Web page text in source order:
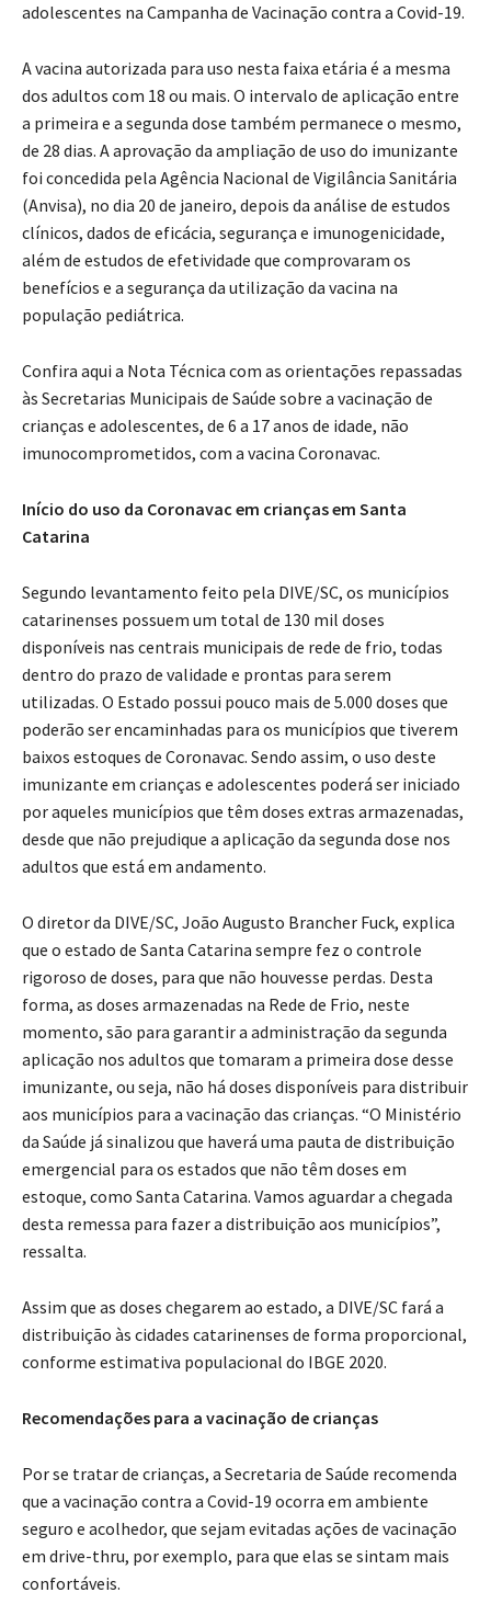
adolescentes na Campanha de Vacinação contra a Covid-19.
A vacina autorizada para uso nesta faixa etária é a mesma
dos adultos com 18 ou mais. O intervalo de aplicação entre
a primeira e a segunda dose também permanece o mesmo,
de 28 dias. A aprovação da ampliação de uso do imunizante
foi concedida pela Agência Nacional de Vigilância Sanitária
(Anvisa), no dia 20 de janeiro, depois da análise de estudos
clínicos, dados de eficácia, segurança e imunogenicidade,
além de estudos de efetividade que comprovaram os
benefícios e a segurança da utilização da vacina na
população pediátrica.
Confira aqui a Nota Técnica com as orientações repassadas
às Secretarias Municipais de Saúde sobre a vacinação de
crianças e adolescentes, de 6 a 17 anos de idade, não
imunocomprometidos, com a vacina Coronavac.
Início do uso da Coronavac em crianças em Santa
Catarina
Segundo levantamento feito pela DIVE/SC, os municípios
catarinenses possuem um total de 130 mil doses
disponíveis nas centrais municipais de rede de frio, todas
dentro do prazo de validade e prontas para serem
utilizadas. O Estado possui pouco mais de 5.000 doses que
poderão ser encaminhadas para os municípios que tiverem
baixos estoques de Coronavac. Sendo assim, o uso deste
imunizante em crianças e adolescentes poderá ser iniciado
por aqueles municípios que têm doses extras armazenadas,
desde que não prejudique a aplicação da segunda dose nos
adultos que está em andamento.
O diretor da DIVE/SC, João Augusto Brancher Fuck, explica
que o estado de Santa Catarina sempre fez o controle
rigoroso de doses, para que não houvesse perdas. Desta
forma, as doses armazenadas na Rede de Frio, neste
momento, são para garantir a administração da segunda
aplicação nos adultos que tomaram a primeira dose desse
imunizante, ou seja, não há doses disponíveis para distribuir
aos municípios para a vacinação das crianças. “O Ministério
da Saúde já sinalizou que haverá uma pauta de distribuição
emergencial para os estados que não têm doses em
estoque, como Santa Catarina. Vamos aguardar a chegada
desta remessa para fazer a distribuição aos municípios”,
ressalta.
Assim que as doses chegarem ao estado, a DIVE/SC fará a
distribuição às cidades catarinenses de forma proporcional,
conforme estimativa populacional do IBGE 2020.
Recomendações para a vacinação de crianças
Por se tratar de crianças, a Secretaria de Saúde recomenda
que a vacinação contra a Covid-19 ocorra em ambiente
seguro e acolhedor, que sejam evitadas ações de vacinação
em drive-thru, por exemplo, para que elas se sintam mais
confortáveis.